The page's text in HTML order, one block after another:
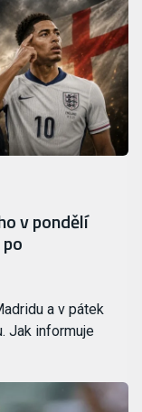
v pondělí
a v pátek
Jak informuje